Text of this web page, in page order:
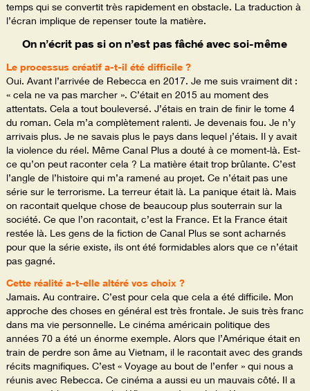
temps qui se convertit très rapidement en obstacle. La traduction à
l’écran implique de repenser toute la matière.
On n’écrit pas si on n’est pas fâché avec soi-même
Le processus créatif a-t-il été difficile ?
Oui. Avant l’arrivée de Rebecca en 2017. Je me suis vraiment dit :
« cela ne va pas marcher ». C’était en 2015 au moment des
attentats. Cela a tout bouleversé. J’étais en train de finir le tome 4
du roman. Cela m’a complètement ralenti. Je devenais fou. Je n’y
arrivais plus. Je ne savais plus le pays dans lequel j’étais. Il y avait
la violence du réel. Même Canal Plus a douté à ce moment-là. Est-
ce qu’on peut raconter cela ? La matière était trop brûlante. C’est
l’angle de l’histoire qui m’a ramené au projet. Ce n’était pas une
série sur le terrorisme. La terreur était là. La panique était là. Mais
on racontait quelque chose de beaucoup plus souterrain sur la
société. Ce que l’on racontait, c’est la France. Et la France était
restée là. Les gens de la fiction de Canal Plus se sont acharnés
pour que la série existe, ils ont été formidables alors que ce n’était
pas gagné.
Cette réalité a-t-elle altéré vos choix ?
Jamais. Au contraire. C’est pour cela que cela a été difficile. Mon
approche des choses en général est très frontale. Je suis très franc
dans ma vie personnelle. Le cinéma américain politique des
années 70 a été un énorme exemple. Alors que l’Amérique était en
train de perdre son âme au Vietnam, il le racontait avec des grands
récits magnifiques. C’est « Voyage au bout de l’enfer » qui nous a
réunis avec Rebecca. Ce cinéma a aussi eu un mauvais côté. Il a